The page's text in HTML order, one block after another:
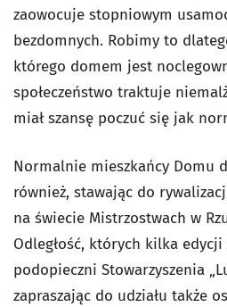
zaowocuje stopniowym
bezdomnych. Robimy to
którego domem jest
społeczeństwo traktuje
miał szansę poczuć się jak
Normalnie mieszkańcy Domu
również, stawając do
na świecie Mistrzostwach w
Odległość, których kilka
podopieczni Stowarzyszenia
zapraszając do udziału także